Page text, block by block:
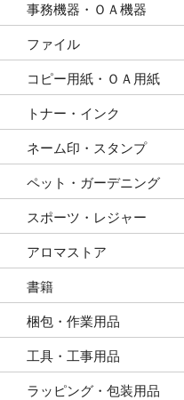
事務機器・ＯＡ機器
ファイル
コピー用紙・ＯＡ用紙
トナー・インク
ネーム印・スタンプ
ペット・ガーデニング
スポーツ・レジャー
アロマストア
書籍
梱包・作業用品
工具・工事用品
ラッピング・包装用品